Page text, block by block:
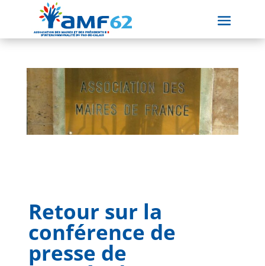
Retour sur la
conférence de
presse de